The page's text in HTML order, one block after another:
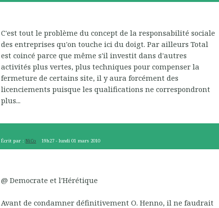
C'est tout le problème du concept de la responsabilité sociale
des entreprises qu'on touche ici du doigt. Par ailleurs Total
est coincé parce que même s'il investit dans d'autres
activités plus vertes, plus techniques pour compenser la
fermeture de certains site, il y aura forcément des
licenciements puisque les qualifications ne correspondront
plus...
Écrit par : NiCo 19h27 -lundi 01 mars 2010
@ Democrate et l'Hérétique
Avant de condamner définitivement O. Henno, il ne faudrait